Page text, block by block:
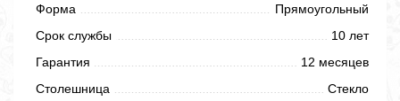
Форма
Прямоугольный
Срок службы
10 лет
Гарантия
12 месяцев
Столешница
Стекло